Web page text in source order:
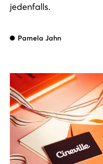
jedenfalls.
Pamela Jahn